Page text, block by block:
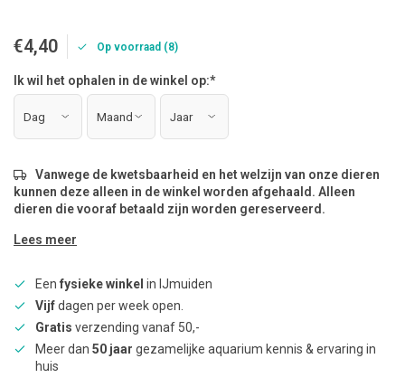
€4,40 Op voorraad (8)
Ik wil het ophalen in de winkel op:*
Vanwege de kwetsbaarheid en het welzijn van onze dieren
kunnen deze alleen in de winkel worden afgehaald. Alleen
dieren die vooraf betaald zijn worden gereserveerd.
Lees meer
Een fysieke winkel in IJmuiden
Vijfdagen per week open.
Gratis verzending vanaf 50,-
Meer dan 50 jaar gezamelijke aquarium kennis & ervaring in
huis